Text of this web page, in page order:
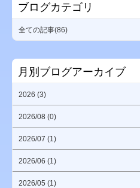
ブログカテゴリ
全ての記事(86)
月別ブログアーカイブ
2026 (3)
2026/08 (0)
2026/07 (1)
2026/06 (1)
2026/05 (1)